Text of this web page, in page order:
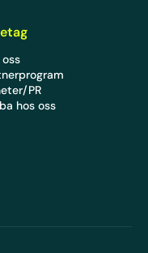
PR
hos oss